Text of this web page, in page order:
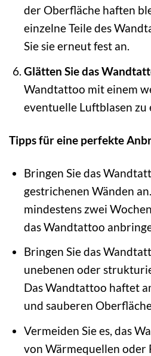
der Oberfläche haften
einzelne Teile des
Sie sie erneut fest an.
Glätten Sie das
Wandtattoo mit einem
eventuelle Luftblasen zu
Tipps für eine perfekte
Bringen Sie das
gestrichenen Wänden
mindestens zwei
das Wandtattoo
Bringen Sie das
unebenen oder
Das Wandtattoo haftet
und sauberen
Vermeiden Sie es, das
von Wärmequellen oder